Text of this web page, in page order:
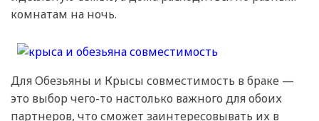
комнатам на ночь.
Для Обезьяны и Крысы совместимость в браке —
это выбор чего-то настолько важного для обоих
партнеров, что сможет заинтересовывать их в